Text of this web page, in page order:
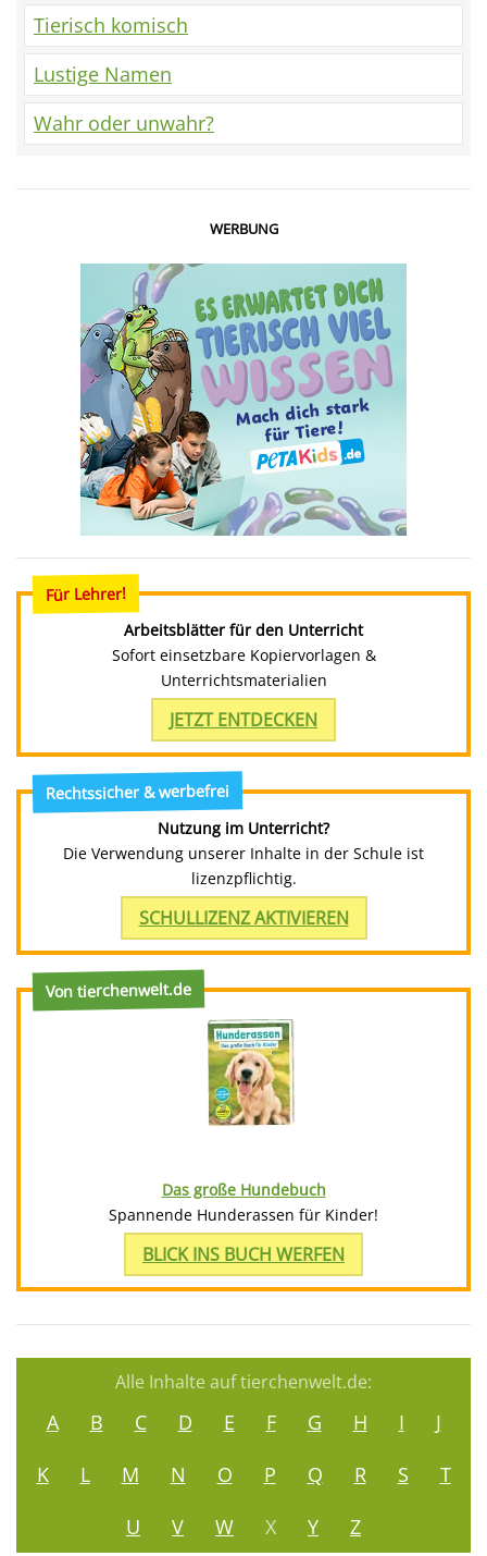
Tierisch komisch
Lustige Namen
Wahr oder unwahr?
WERBUNG
Für Lehrer!
Arbeitsblätter für den Unterricht
Sofort einsetzbare Kopiervorlagen &
Unterrichtsmaterialien
JETZT ENTDECKEN
Rechtssicher & werbefrei
Nutzung im Unterricht?
Die Verwendung unserer Inhalte in der Schule ist
lizenzpflichtig.
SCHULLIZENZ AKTIVIEREN
Von tierchenwelt.de
Das große Hundebuch
Spannende Hunderassen für Kinder!
BLICK INS BUCH WERFEN
Alle Inhalte auf tierchenwelt.de:
A B C D E F G H I
J
K
L M N O P Q R S
T
U
V W X Y Z